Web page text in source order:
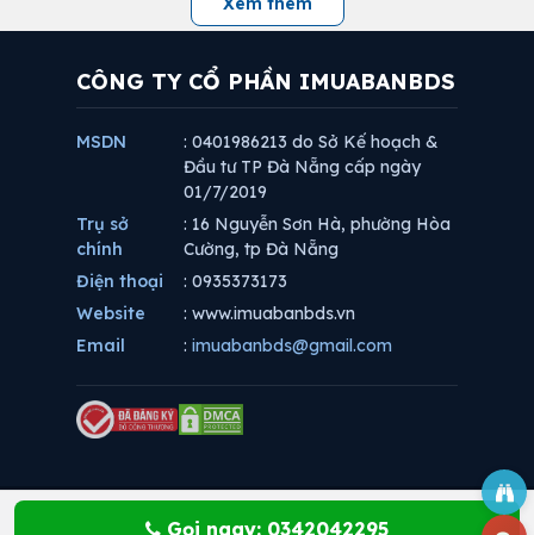
Gọi ngay: 0342042295
CÔNG TY CỔ PHẦN IMUABANBDS
MSDN
: 0401986213 do Sở Kế hoạch &
Đầu tư TP Đà Nẵng cấp ngày
01/7/2019
Trụ sở
chính
: 16 Nguyễn Sơn Hà, phường Hòa
Cường, tp Đà Nẵng
Điện thoại
: 0935373173
Website
: www.imuabanbds.vn
Email
: imuabanbds@gmail.com